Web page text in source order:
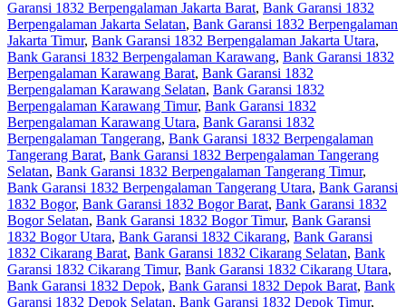
Garansi 1832 Berpengalaman Jakarta Barat, Bank Garansi 1832
Berpengalaman Jakarta Selatan, Bank Garansi 1832 Berpengalaman
Jakarta Timur, Bank Garansi 1832 Berpengalaman Jakarta Utara,
Bank Garansi 1832 Berpengalaman Karawang, Bank Garansi 1832
Berpengalaman Karawang Barat, Bank Garansi 1832
Berpengalaman Karawang Selatan, Bank Garansi 1832
Berpengalaman Karawang Timur, Bank Garansi 1832
Berpengalaman Karawang Utara, Bank Garansi 1832
Berpengalaman Tangerang, Bank Garansi 1832 Berpengalaman
Tangerang Barat, Bank Garansi 1832 Berpengalaman Tangerang
Selatan, Bank Garansi 1832 Berpengalaman Tangerang Timur,
Bank Garansi 1832 Berpengalaman Tangerang Utara, Bank Garansi
1832 Bogor, Bank Garansi 1832 Bogor Barat, Bank Garansi 1832
Bogor Selatan, Bank Garansi 1832 Bogor Timur, Bank Garansi
1832 Bogor Utara, Bank Garansi 1832 Cikarang, Bank Garansi
1832 Cikarang Barat, Bank Garansi 1832 Cikarang Selatan, Bank
Garansi 1832 Cikarang Timur, Bank Garansi 1832 Cikarang Utara,
Bank Garansi 1832 Depok, Bank Garansi 1832 Depok Barat, Bank
Garansi 1832 Depok Selatan, Bank Garansi 1832 Depok Timur,